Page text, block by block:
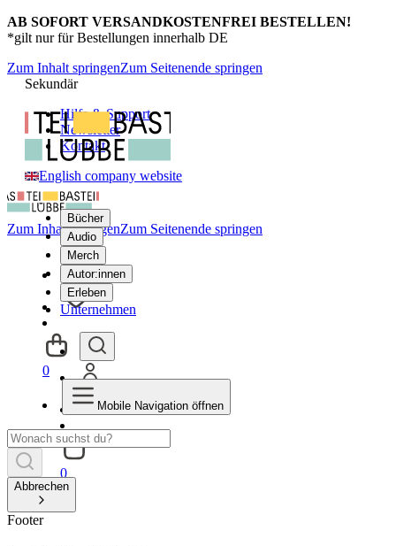
AB SOFORT VERSANDKOSTENFREI BESTELLEN!
*gilt nur für Bestellungen innerhalb DE
Zum Inhalt springenZum Seitenende springen
Sekundär
Hilfe & Support
Newsletter
Kontakt
English company website
Bücher
Audio
Merch
Autor:innen
Erleben
Unternehmen
0
Zum Inhalt springenZum Seitenende springen
0
Mobile Navigation öffnen
Abbrechen
Footer